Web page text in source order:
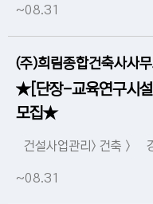
~08.31
(주)희림종합건축사사
★[단장-교육연구시
모집★
건설사업관리> 건축 >
~08.31